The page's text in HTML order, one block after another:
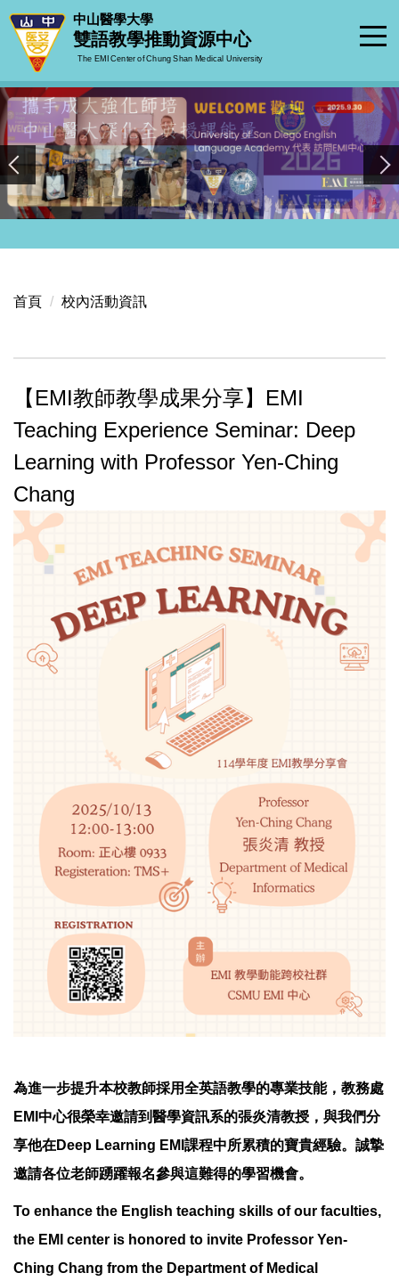
跳
到
要
內
容
區
中山醫學大學
雙語教學推動資源中心
The EMI Center of Chung Shan Medical University
首頁 校內活動資訊
【EMI教師教學成果分享】EMI
Teaching Experience Seminar: Deep
Learning with Professor Yen-Ching
Chang
為進一步提升本校教師採用全英語教學的專業技能，教務處
EMI中心很榮幸邀請到醫學資訊系的張炎清教授，與我們分
享他在Deep Learning EMI課程中所累積的寶貴經驗。誠摯
邀請各位老師踴躍報名參與這難得的學習機會。
To enhance the English teaching skills of our faculties,
the EMI center is honored to invite Professor Yen-
Ching Chang from the Department of Medical